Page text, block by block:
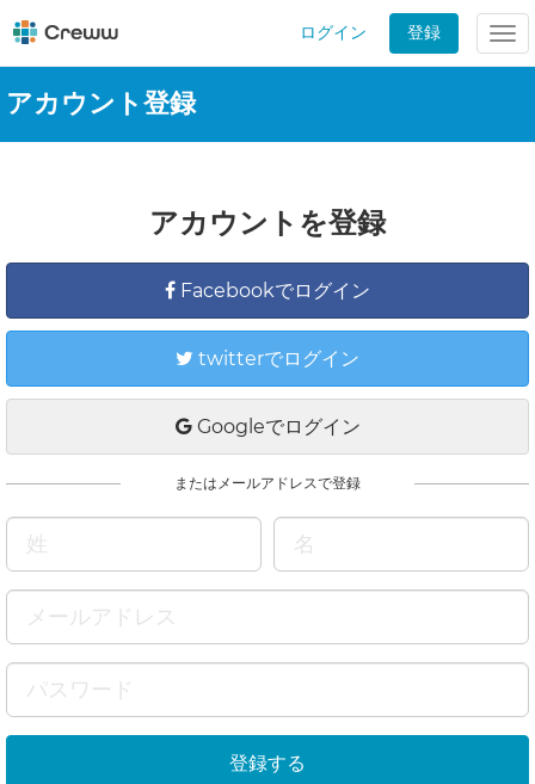
ログイン 登録
アカウント登録
アカウントを登録
Facebookでログイン
twitterでログイン
Googleでログイン
またはメールアドレスで登録